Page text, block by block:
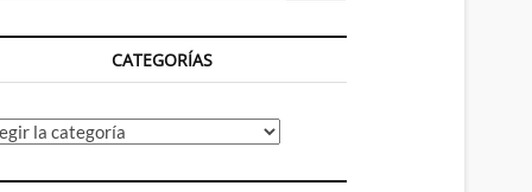
CATEGORÍAS